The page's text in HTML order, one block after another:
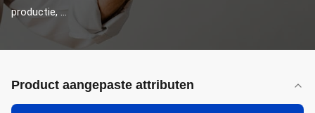
productie, ...
Product aangepaste attributen